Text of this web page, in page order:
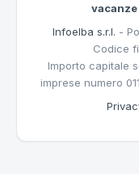
Infoelba s.r.l. -
Codice
Importo capitale
imprese numero